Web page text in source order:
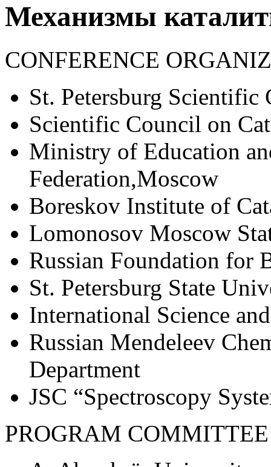
Механизмы
CONFERENCE
St. Petersburg Scientific
Scientific Council on
Ministry of Education
Federation,Moscow
Boreskov Institute of
Lomonosov Moscow
Russian Foundation for
St. Petersburg State
International Science
Russian Mendeleev
Department
JSC “Spectroscopy
PROGRAM COMMITTEE